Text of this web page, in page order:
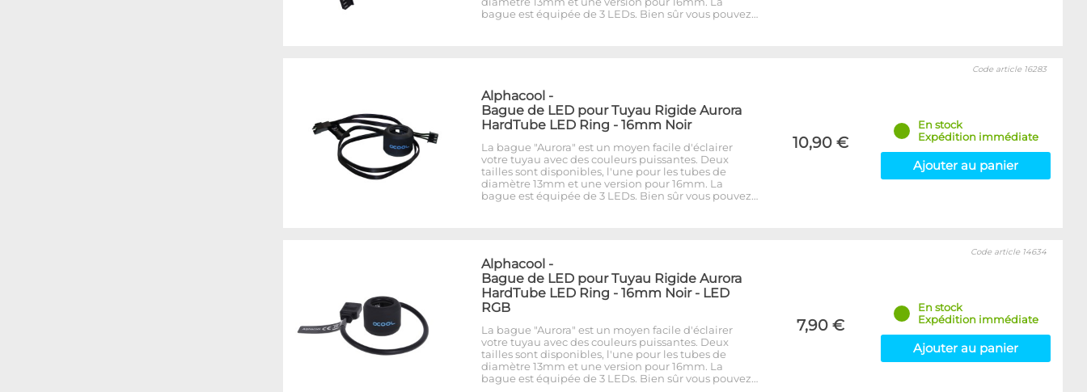
bague est équipée de 3 LEDs. Bien sûr vous pouvez…
Alphacool -
Bague de LED pour Tuyau Rigide Aurora
HardTube LED Ring - 16mm Noir
La bague "Aurora" est un moyen facile d'éclairer
votre tuyau avec des couleurs puissantes. Deux
tailles sont disponibles, l'une pour les tubes de
diamètre 13mm et une version pour 16mm. La
bague est équipée de 3 LEDs. Bien sûr vous pouvez…
10,90 €
Code article 16283
En stock
Expédition immédiate
Ajouter au panier
Alphacool -
Bague de LED pour Tuyau Rigide Aurora
HardTube LED Ring - 16mm Noir - LED
RGB
La bague "Aurora" est un moyen facile d'éclairer
votre tuyau avec des couleurs puissantes. Deux
tailles sont disponibles, l'une pour les tubes de
diamètre 13mm et une version pour 16mm. La
bague est équipée de 3 LEDs. Bien sûr vous pouvez…
7,90 €
Code article 14634
En stock
Expédition immédiate
Ajouter au panier